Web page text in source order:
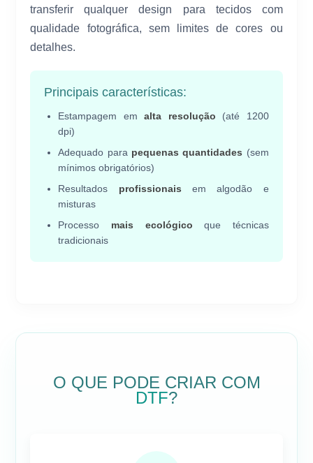
transferir qualquer design para tecidos com
qualidade fotográfica, sem limites de cores ou
detalhes.
Principais características:
Estampagem emalta resolução (até 1200
dpi)
Adequado para pequenas quantidades (sem
mínimos obrigatórios)
Resultados profissionais em algodão e
misturas
Processo mais ecológico que técnicas
tradicionais
O QUE PODE CRIAR COM
DTF?